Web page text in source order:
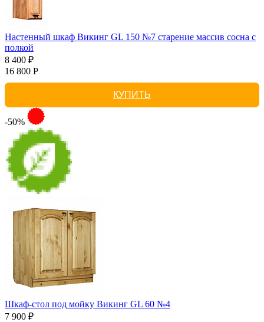
Настенный шкаф Викинг GL 150 №7 старение массив сосна с
полкой
8 400 ₽
16 800 Р
КУПИТЬ
-50%
Шкаф-стол под мойку Викинг GL 60 №4
7 900 ₽